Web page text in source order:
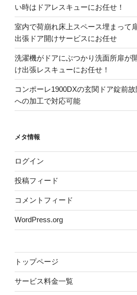
い時はドアレスキューにお任せ！
室内で荷崩れ床上スペース埋まって
出張ドア開けサービスにお任せ
洗濯機がドアにぶつかり洗面所扉が
け出張レスキューにお任せ！
コンポーレ1900DXの玄関ドア錠前
への加工で対応可能
メタ情報
ログイン
投稿フィード
コメントフィード
WordPress.org
トップページ
サービス料金一覧